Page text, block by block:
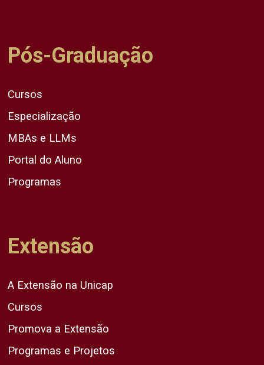
Pós-Graduação
Cursos
Especialização
MBAs e LLMs
Portal do Aluno
Programas
Extensão
A Extensão na Unicap
Cursos
Promova a Extensão
Programas e Projetos